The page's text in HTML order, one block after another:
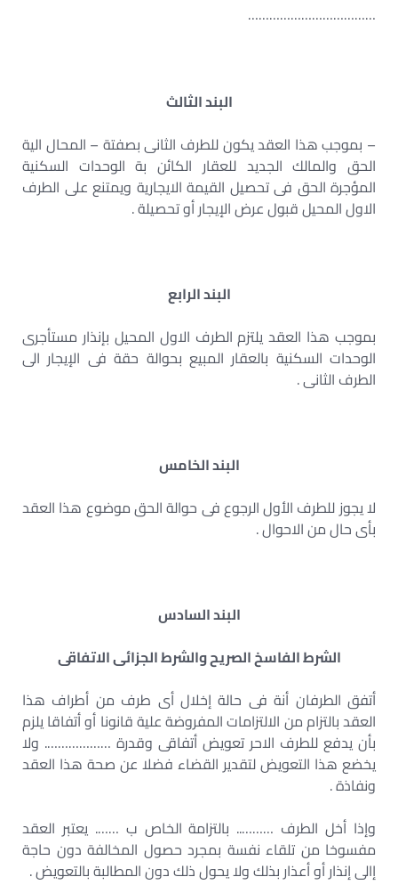
………………………………
البند الثالث
– بموجب هذا العقد يكون للطرف الثانى بصفتة – المحال الية
الحق والمالك الجديد للعقار الكائن بة الوحدات السكنية
المؤجرة الحق فى تحصيل القيمة الايجارية ويمتنع على الطرف
الاول المحيل قبول عرض الإيجار أو تحصيلة .
البند الرابع
بموجب هذا العقد يلتزم الطرف الاول المحيل بإنذار مستأجرى
الوحدات السكنية بالعقار المبيع بحوالة حقة فى الإيجار الى
الطرف الثانى .
البند الخامس
لا يجوز للطرف الأول الرجوع فى حوالة الحق موضوع هذا العقد
بأى حال من الاحوال .
البند السادس
الشرط الفاسخ الصريح والشرط الجزائى الاتفاقى
أتفق الطرفان أنة فى حالة إخلال أى طرف من أطراف هذا
العقد بالتزام من الالتزامات المفروضة علية قانونا أو أتفاقا يلزم
بأن يدفع للطرف الاحر تعويض أتفاقى وقدرة ………………. ولا
يخضع هذا التعويض لتقدير القضاء فضلا عن صحة هذا العقد
ونفاذة .
وإذا أخل الطرف ……….. بالتزامة الخاص ب ……. يعتبر العقد
مفسوخا من تلقاء نفسة بمجرد حصول المخالفة دون حاجة
إالى إنذار أو أعذار بذلك ولا يحول ذلك دون المطالبة بالتعويض .